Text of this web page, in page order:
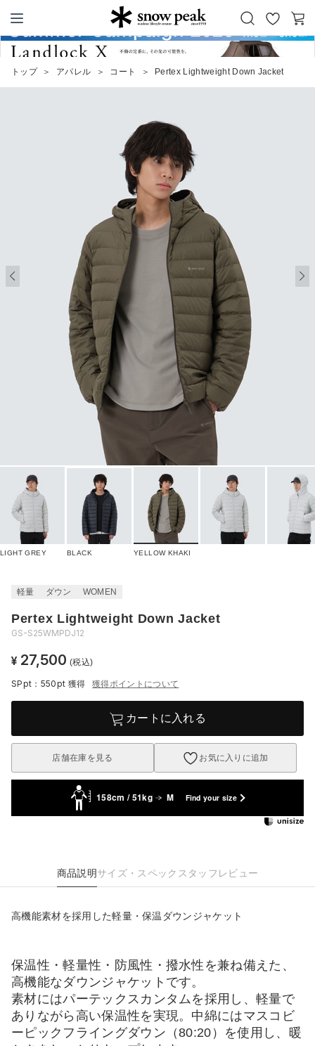
Snow Peak
お
気
カ
トップ ＞ アパレル ＞ コート ＞ Pertex Lightweight Down Jacket
LIGHT GREY BLACK YELLOW KHAKI
軽量 ダウン WOMEN
Pertex Lightweight Down Jacket
GS-S25WMPDJ12
¥ 27,500 (税込)
SPpt：550pt 獲得 獲得ポイントについて
カートに入れる
店舗在庫を見る お気に入りに追加
158cm / 51kg M Find your size
商品説明サイズ・スペック スタッフレビュー
高機能素材を採用した軽量・保温ダウンジャケット
保温性・軽量性・防風性・撥水性を兼ね備えた、
高機能なダウンジャケットです。
素材にはパーテックスカンタムを採用し、軽量で
ありながら高い保温性を実現。中綿にはマスコビ
ーピックフライングダウン（80:20）を使用し、暖